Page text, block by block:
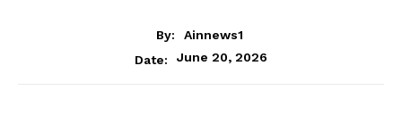
By:
Ainnews1
Date:
June 20, 2026